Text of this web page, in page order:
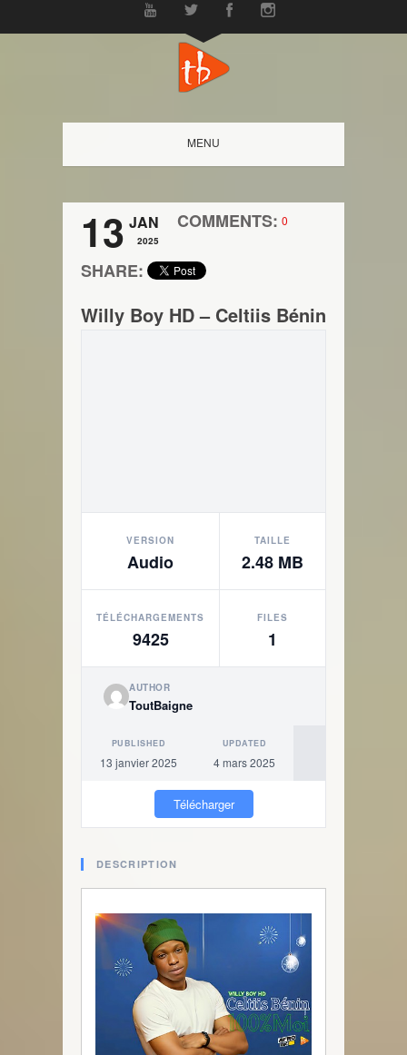
MENU
13 JAN
2025
COMMENTS: 0
SHARE:
Willy Boy HD – Celtiis Bénin
VERSION
Audio
TAILLE
2.48 MB
TÉLÉCHARGEMENTS
9425
FILES
1
AUTHOR
ToutBaigne
PUBLISHED
13 janvier 2025
UPDATED
4 mars 2025
Télécharger
DESCRIPTION